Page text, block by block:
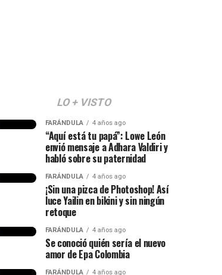
LO + VISTO
FARÁNDULA 4 años ago
“Aquí está tu papá”: Lowe León
envió mensaje a Adhara Valdiri y
habló sobre su paternidad
FARÁNDULA 4 años ago
¡Sin una pizca de Photoshop! Así
luce Yailin en bikini y sin ningún
retoque
FARÁNDULA 4 años ago
Se conoció quién sería el nuevo
amor de Epa Colombia
FARÁNDULA 4 años ago